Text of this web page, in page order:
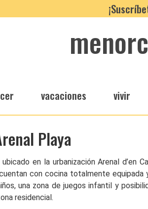
vacaciones vivir
Playa
en la urbanización Arenal
con cocina totalmente
una zona de juegos infantil y
residencial.